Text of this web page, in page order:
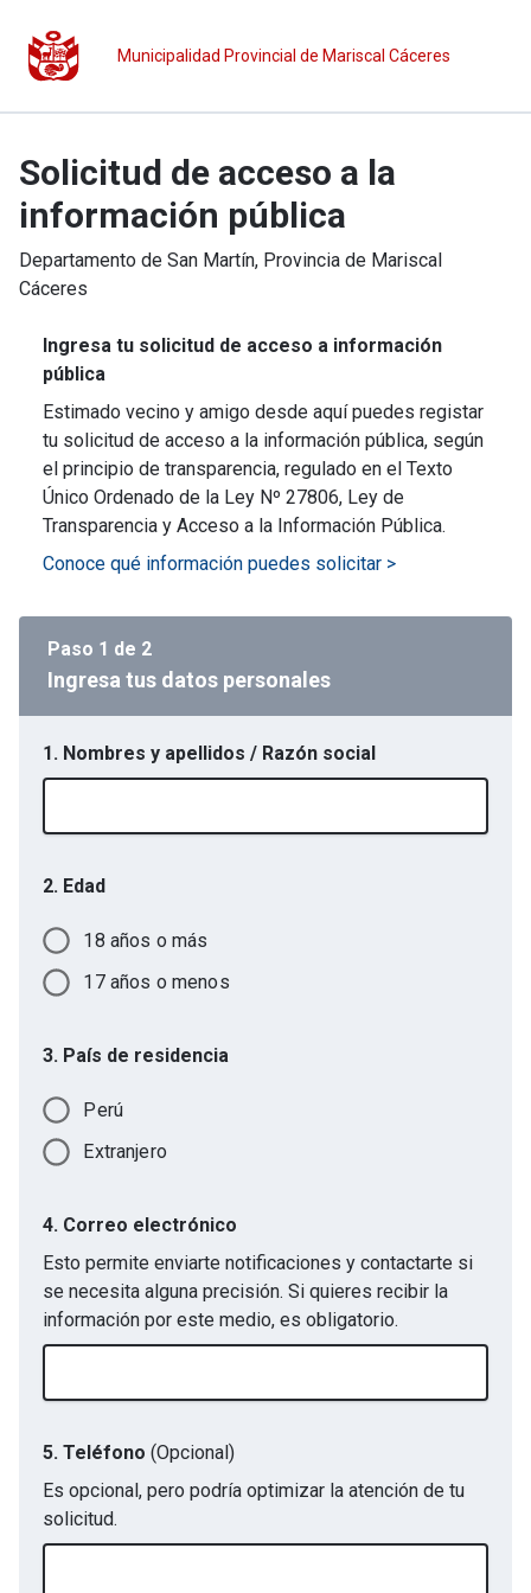
Municipalidad Provincial de Mariscal Cáceres
Solicitud de acceso a la
información pública
Departamento de San Martín, Provincia de Mariscal
Cáceres
Ingresa tu solicitud de acceso a información
pública
Estimado vecino y amigo desde aquí puedes registar
tu solicitud de acceso a la información pública, según
el principio de transparencia, regulado en el Texto
Único Ordenado de la Ley Nº 27806, Ley de
Transparencia y Acceso a la Información Pública.
Conoce qué información puedes solicitar >
Paso 1 de 2
Ingresa tus datos personales
1. Nombres y apellidos / Razón social
2. Edad
18 años o más
17 años o menos
3. País de residencia
Perú
Extranjero
4. Correo electrónico
Esto permite enviarte notificaciones y contactarte si
se necesita alguna precisión. Si quieres recibir la
información por este medio, es obligatorio.
5. Teléfono (Opcional)
Es opcional, pero podría optimizar la atención de tu
solicitud.